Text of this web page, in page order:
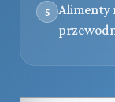
5
Alimenty